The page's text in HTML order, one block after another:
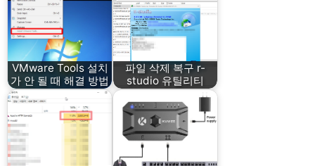
VMware Tools 설치
가 안 될 때 해결 방법
파일 삭제 복구 r-
studio 유틸리티